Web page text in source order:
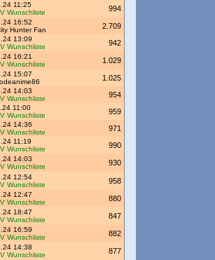
11:25
Wunschliste 994
16:52
Hunter Fan
2.709
13:09
Wunschliste
942
16:21
Wunschliste 1.029
15:07
1.025
14:03
Wunschliste
954
11:00
Wunschliste
959
14:36
Wunschliste
971
11:19
Wunschliste
990
14:03
Wunschliste
930
12:54
Wunschliste 958
12:47
Wunschliste
880
18:47
Wunschliste 847
16:59
Wunschliste
882
14:38
Wunschliste 877